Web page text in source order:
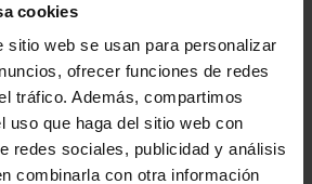
cookies
sitio web se usan para personalizar
ofrecer funciones de redes
tráfico. Además, compartimos
uso que haga del sitio web con
redes sociales, publicidad y análisis
combinarla con otra información
- ALCALÁ DE HENARES
73,00 €